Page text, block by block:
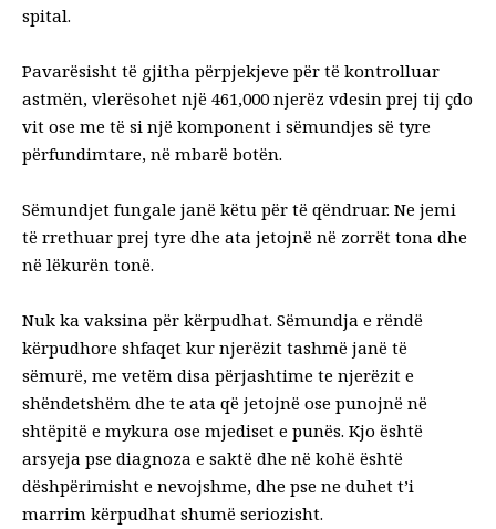
spital.
Pavarësisht të gjitha përpjekjeve për të kontrolluar
astmën, vlerësohet një 461,000 njerëz vdesin prej tij çdo
vit ose me të si një komponent i sëmundjes së tyre
përfundimtare, në mbarë botën.
Sëmundjet fungale janë këtu për të qëndruar. Ne jemi
të rrethuar prej tyre dhe ata jetojnë në zorrët tona dhe
në lëkurën tonë.
Nuk ka vaksina për kërpudhat. Sëmundja e rëndë
kërpudhore shfaqet kur njerëzit tashmë janë të
sëmurë, me vetëm disa përjashtime te njerëzit e
shëndetshëm dhe te ata që jetojnë ose punojnë në
shtëpitë e mykura ose mjediset e punës. Kjo është
arsyeja pse diagnoza e saktë dhe në kohë është
dëshpërimisht e nevojshme, dhe pse ne duhet t’i
marrim kërpudhat shumë seriozisht.